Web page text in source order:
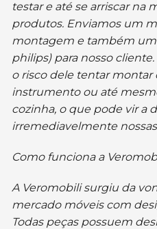
testar e até se arriscar na
produtos. Enviamos um
montagem e também
philips) para nosso
o risco dele tentar
instrumento ou até
cozinha, o que pode vir a
irremediavelmente nossas
Como funciona a
A Veromobili surgiu da
mercado móveis com
Todas peças possuem